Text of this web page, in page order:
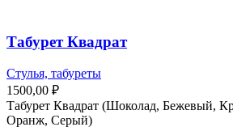
Табурет Квадрат
Стулья, табуреты
1500,00 ₽
Табурет Квадрат (Шоколад, Бежевый,
Оранж, Серый)